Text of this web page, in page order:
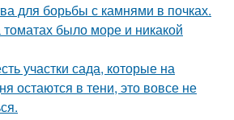
для борьбы с камнями в почках.
было море и никакой
участки сада, которые на
остаются в тени, это вовсе не